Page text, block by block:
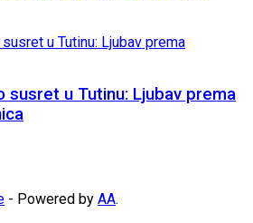
susret u Tutinu: Ljubav prema
- Powered by AA.